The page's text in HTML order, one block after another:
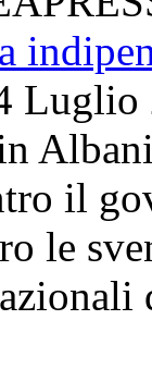
Luglio
il
le